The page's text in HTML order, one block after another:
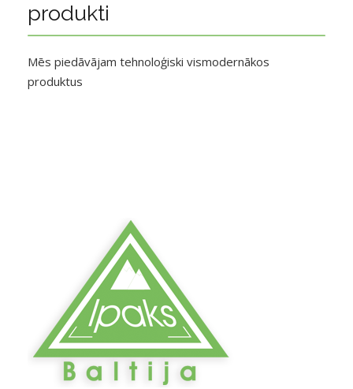
produkti
Mēs piedāvājam tehnoloģiski vismodernākos
produktus